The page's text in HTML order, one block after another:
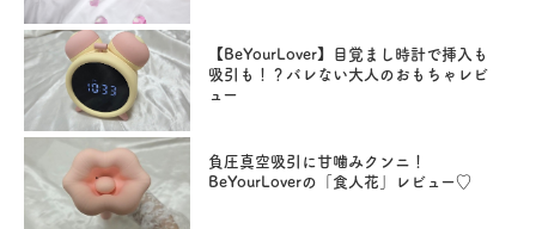
【BeYourLover】目覚まし時計で挿入も
吸引も！？バレない大人のおもちゃレビ
ュー
負圧真空吸引に甘噛みクンニ！
BeYourLoverの「食人花」レビュー♡